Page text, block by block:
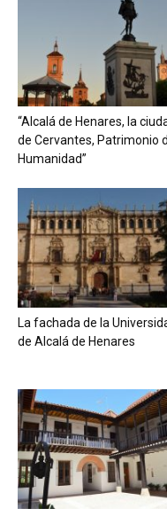
“Alcalá de Henares, la
de Cervantes, Patrimonio
Humanidad”
La fachada de la
de Alcalá de Henares